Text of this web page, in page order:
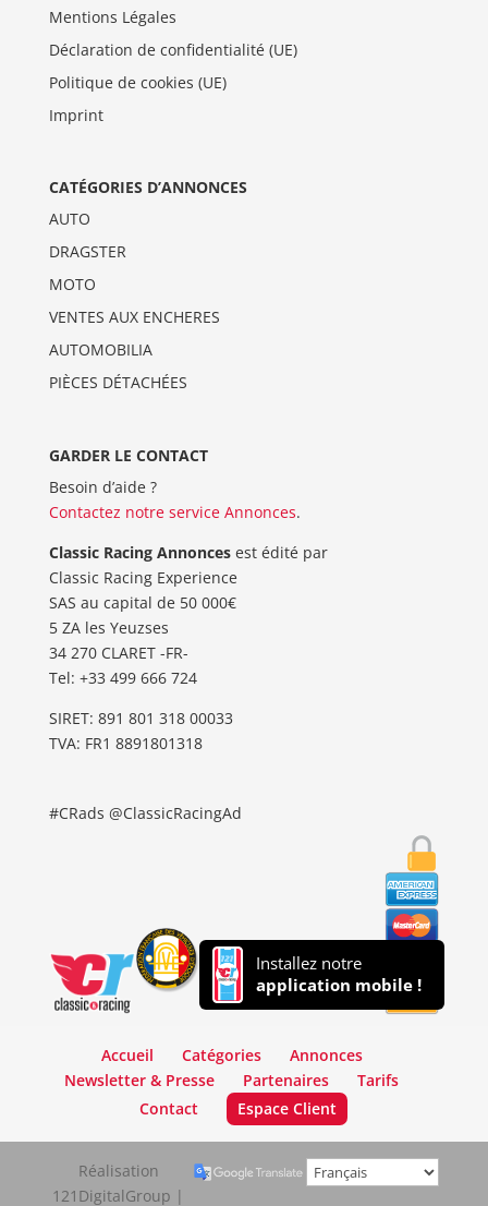
Mentions Légales
Déclaration de confidentialité (UE)
Politique de cookies (UE)
Imprint
CATÉGORIES D’ANNONCES
AUTO
DRAGSTER
MOTO
VENTES AUX ENCHERES
AUTOMOBILIA
PIÈCES DÉTACHÉES
GARDER LE CONTACT
Besoin d’aide ?
Contactez notre service Annonces.
Classic Racing Annoncesest édité par
Classic Racing Experience
SAS au capital de 50 000€
5 ZA les Yeuzses
34 270 CLARET -FR-
Tel: ‭+33 499 666 724‬
SIRET: 891 801 318 00033
TVA: FR1 8891801318
#CRads @ClassicRacingAd
Installez notre
application mobile !
Accueil Catégories
Annonces
Newsletter & Presse
Partenaires
Tarifs
Contact
Espace Client
Réalisation
121DigitalGroup |